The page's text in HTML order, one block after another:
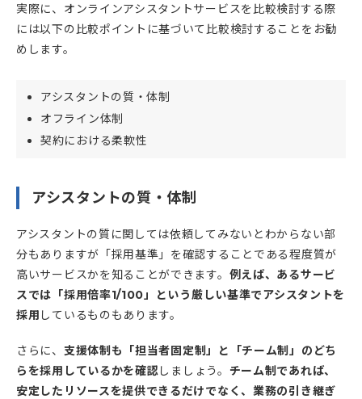
実際に、オンラインアシスタントサービスを比較検討する際
には以下の比較ポイントに基づいて比較検討することをお勧
めします。
アシスタントの質・体制
オフライン体制
契約における柔軟性
アシスタントの質・体制
アシスタントの質に関しては依頼してみないとわからない部
分もありますが「採用基準」を確認することである程度質が
高いサービスかを知ることができます。 例えば、あるサービ
スでは「採用倍率1/100」という厳しい基準でアシスタントを
採用 しているものもあります。
さらに、 支援体制も「担当者固定制」と「チーム制」のどち
らを採用しているかを確認 しましょう。 チーム制であれば、
安定したリソースを提供できるだけでなく、業務の引き継ぎ